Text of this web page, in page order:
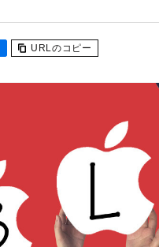
URLのコピー